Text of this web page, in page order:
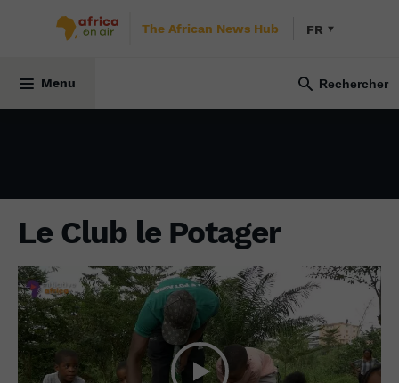
The African News Hub FR
Menu
Le Club le Potager